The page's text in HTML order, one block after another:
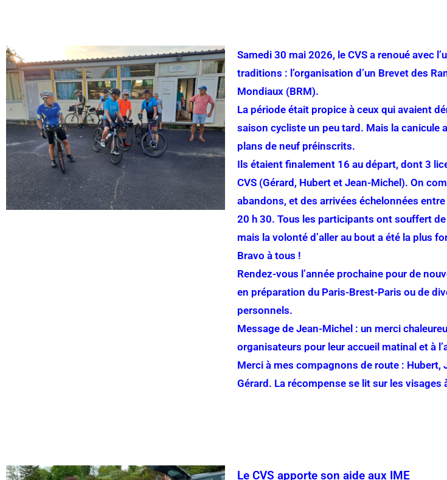
Samedi 30 mai 2026, le CVS a renoué avec
traditions : l’organisation d’un Brevet des
Mondiaux (BRM).
La période était propice à ceux qui avaient
saison cycliste un peu tard. Mais la canicule
plans de neuf préinscrits.
Ils étaient finalement 16 au départ, dont 3
CVS (Gérard, Hubert et Jean-Michel). On
abandons, et des arrivées échelonnées
20 h 30. Tous les participants ont souffert de
mais la volonté d’aller au bout a été la plus
Bravo à tous !
Rendez-vous l’année prochaine pour de
en préparation du Paris-Brest-Paris ou de
personnels.
Message de Jean-Michel : un merci
organisateurs pour leur accueil matinal et à
Merci à mes compagnons de route : Hubert,
Gérard. La récompense se lit sur les visages
Le CVS apporte son aide aux IME